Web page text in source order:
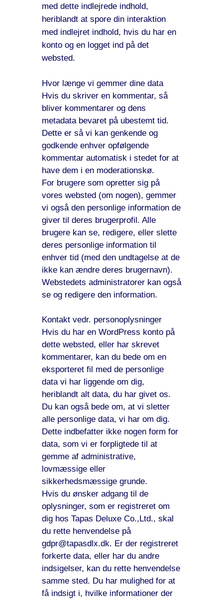
med dette indlejrede indhold,
heriblandt at spore din interaktion
med indlejret indhold, hvis du har en
konto og en logget ind på det
websted.
Hvor længe vi gemmer dine data
Hvis du skriver en kommentar, så
bliver kommentarer og dens
metadata bevaret på ubestemt tid.
Dette er så vi kan genkende og
godkende enhver opfølgende
kommentar automatisk i stedet for at
have dem i en moderationskø.
For brugere som opretter sig på
vores websted (om nogen), gemmer
vi også den personlige information de
giver til deres brugerprofil. Alle
brugere kan se, redigere, eller slette
deres personlige information til
enhver tid (med den undtagelse at de
ikke kan ændre deres brugernavn).
Webstedets administratorer kan også
se og redigere den information.
Kontakt vedr. personoplysninger
Hvis du har en WordPress konto på
dette websted, eller har skrevet
kommentarer, kan du bede om en
eksporteret fil med de personlige
data vi har liggende om dig,
heriblandt alt data, du har givet os.
Du kan også bede om, at vi sletter
alle personlige data, vi har om dig.
Dette indbefatter ikke nogen form for
data, som vi er forpligtede til at
gemme af administrative,
lovmæssige eller
sikkerhedsmæssige grunde.
Hvis du ønsker adgang til de
oplysninger, som er registreret om
dig hos Tapas Deluxe Co.,Ltd., skal
du rette henvendelse på
gdpr@tapasdlx.dk. Er der registreret
forkerte data, eller har du andre
indsigelser, kan du rette henvendelse
samme sted. Du har mulighed for at
få indsigt i, hvilke informationer der